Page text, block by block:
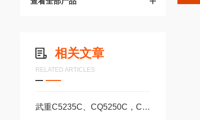
相关文章
RELATED ARTICLES
武重C5235C、CQ5250C，C5250数控立式车床直线运动滑块WEH35CA/WEW35CC